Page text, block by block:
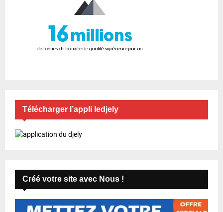
Télécharger l’appli ledjely
Créé votre site avec Nous !